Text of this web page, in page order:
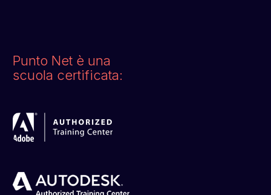
Punto Net è una
scuola certificata: